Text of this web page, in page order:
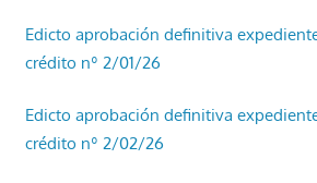
Edicto aprobación definitiva
crédito nº 2/01/26
Edicto aprobación definitiva
crédito nº 2/02/26